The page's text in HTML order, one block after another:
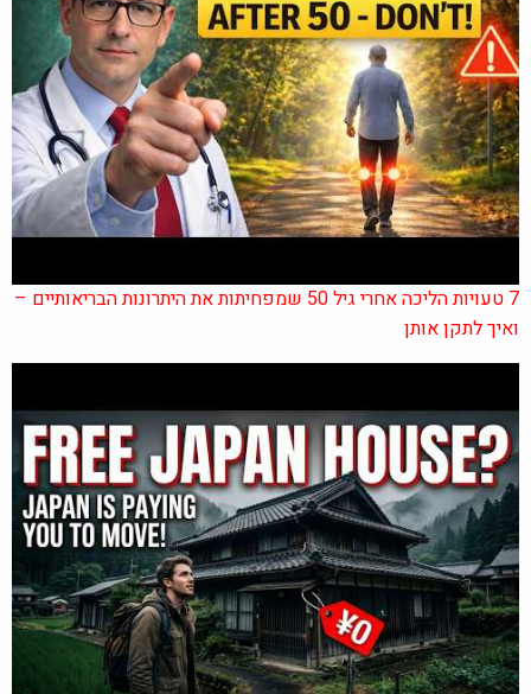
7 טעויות הליכה אחרי גיל 50 שמפחיתות את היתרונות הבריאותיים –
ואיך לתקן אותן